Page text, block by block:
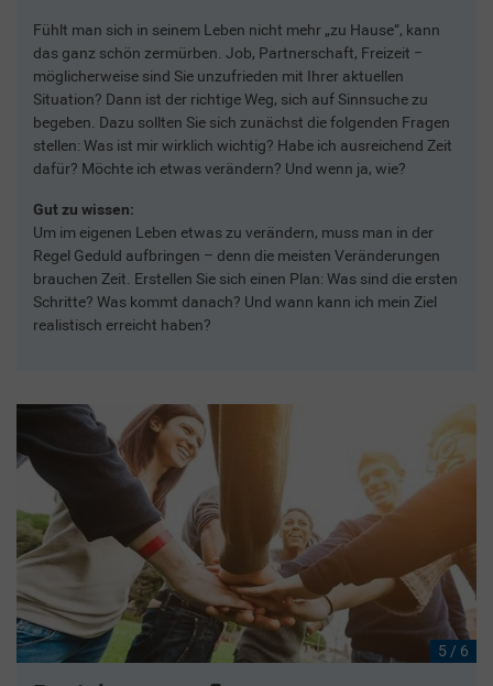
Fühlt man sich in seinem Leben nicht mehr „zu Hause“, kann
das ganz schön zermürben. Job, Partnerschaft, Freizeit −
möglicherweise sind Sie unzufrieden mit Ihrer aktuellen
Situation? Dann ist der richtige Weg, sich auf Sinnsuche zu
begeben. Dazu sollten Sie sich zunächst die folgenden Fragen
stellen: Was ist mir wirklich wichtig? Habe ich ausreichend Zeit
dafür? Möchte ich etwas verändern? Und wenn ja, wie?
Gut zu wissen:
Um im eigenen Leben etwas zu verändern, muss man in der
Regel Geduld aufbringen – denn die meisten Veränderungen
brauchen Zeit. Erstellen Sie sich einen Plan: Was sind die ersten
Schritte? Was kommt danach? Und wann kann ich mein Ziel
realistisch erreicht haben?
5 / 6